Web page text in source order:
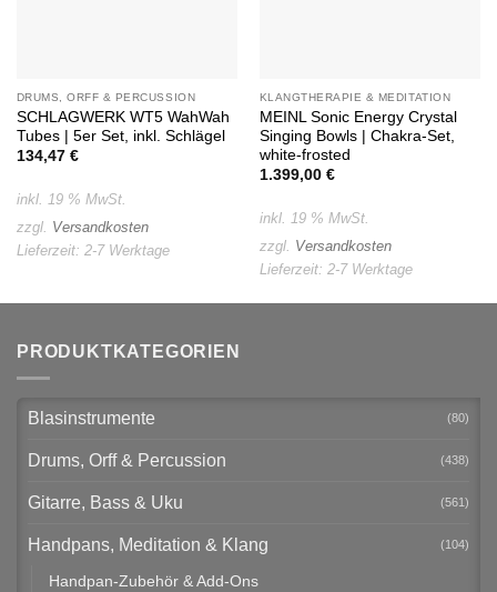
DRUMS, ORFF & PERCUSSION
SCHLAGWERK WT5 WahWah
Tubes | 5er Set, inkl. Schlägel
134,47 €
inkl. 19 % MwSt.
zzgl. Versandkosten
Lieferzeit: 2-7 Werktage
KLANGTHERAPIE & MEDITATION
MEINL Sonic Energy Crystal
Singing Bowls | Chakra-Set,
white-frosted
1.399,00 €
inkl. 19 % MwSt.
zzgl. Versandkosten
Lieferzeit: 2-7 Werktage
PRODUKTKATEGORIEN
Blasinstrumente (80)
Drums, Orff & Percussion (438)
Gitarre, Bass & Uku (561)
Handpans, Meditation & Klang (104)
Handpan-Zubehör & Add-Ons